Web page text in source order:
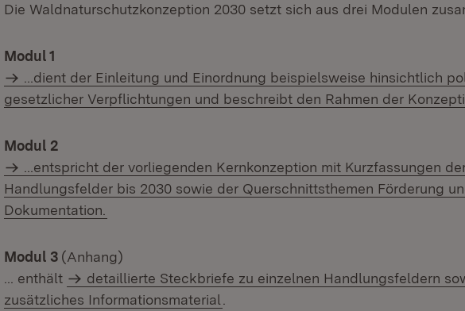
Die Waldnaturschutzkonzeption 2030 setzt sich aus drei Modulen
Modul 1
...dient der Einleitung und Einordnung beispielsweise hinsichtlich
gesetzlicher Verpflichtungen und beschreibt den Rahmen der
Modul 2
...entspricht der vorliegenden Kernkonzeption mit Kurzfassungen
Handlungsfelder bis 2030 sowie der Querschnittsthemen Förderung
Dokumentation.
Modul 3 (Anhang)
... enthält
detaillierte Steckbriefe zu einzelnen Handlungsfeldern
zusätzliches Informationsmaterial